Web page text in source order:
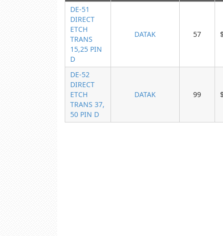
DE-51
DIRECT
ETCH
TRANS
15,25 PIN
D
DATAK 57
DE-52
DIRECT
ETCH
TRANS 37,
50 PIN D
DATAK 99